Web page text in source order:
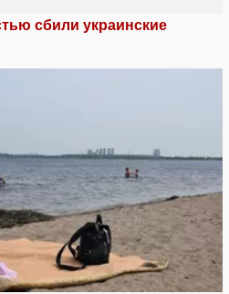
сбили украинские